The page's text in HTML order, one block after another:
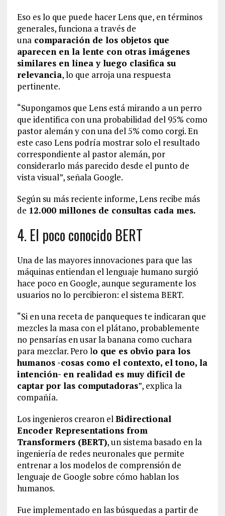
Eso es lo que puede hacer Lens que, en términos
generales, funciona a través de
unacomparación de los objetos que
aparecen en la lente con otras imágenes
similares en línea y luego clasifica su
relevancia, lo que arroja una respuesta
pertinente.
“Supongamos que Lens está mirando a un perro
que identifica con una probabilidad del 95% como
pastor alemán y con una del 5% como corgi. En
este caso Lens podría mostrar solo el resultado
correspondiente al pastor alemán, por
considerarlo más parecido desde el punto de
vista visual”, señala Google.
Según su más reciente informe, Lens recibe más
de 12.000 millones de consultas cada mes.
4. El poco conocido BERT
Una de las mayores innovaciones para que las
máquinas entiendan el lenguaje humano surgió
hace poco en Google, aunque seguramente los
usuarios no lo percibieron: el sistema BERT.
“Si en una receta de panqueques te indicaran que
mezcles la masa con el plátano, probablemente
no pensarías en usar la banana como cuchara
para mezclar. Pero lo que es obvio para los
humanos -cosas como el contexto, el tono, la
intención- en realidad es muy difícil de
captar por las computadoras”, explica la
compañía.
Los ingenieros crearon elBidirectional
Encoder Representations from
Transformers (BERT), un sistema basado en la
ingeniería de redes neuronales que permite
entrenar a los modelos de comprensión de
lenguaje de Google sobre cómo hablan los
humanos.
Fue implementado en las búsquedas a partir de